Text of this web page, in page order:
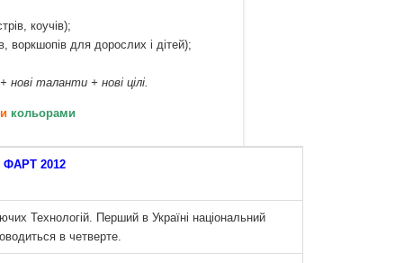
коучів);
воркшопів для дорослих і дітей);
нові таланти + нові цілі.
кольорами
2012
Технологій. Перший в Україні національний
в четверте.